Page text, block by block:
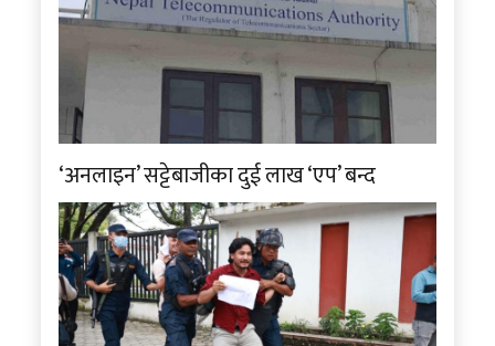
‘अनलाइन’ सट्टेबाजीका दुई लाख ‘एप’ बन्द